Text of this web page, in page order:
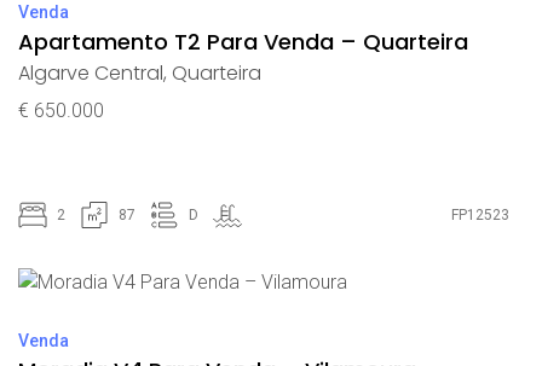
Venda
Apartamento T2 Para Venda – Quarteira
Algarve Central, Quarteira
€ 650.000
2 87 D FP12523
Venda